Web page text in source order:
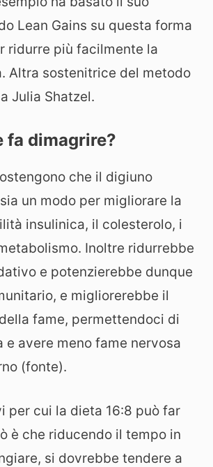
Lean Gains su questa forma
ridurre più facilmente la
Altra sostenitrice del metodo
Julia Shatzel.
fa dimagrire?
che il digiuno
un modo per migliorare la
insulinica, il colesterolo, i
Inoltre ridurrebbe
e potenzierebbe dunque
e migliorerebbe il
fame, permettendoci di
e avere meno fame nervosa
(fonte).
per cui la dieta 16:8 può far
è che riducendo il tempo in
si dovrebbe tendere a